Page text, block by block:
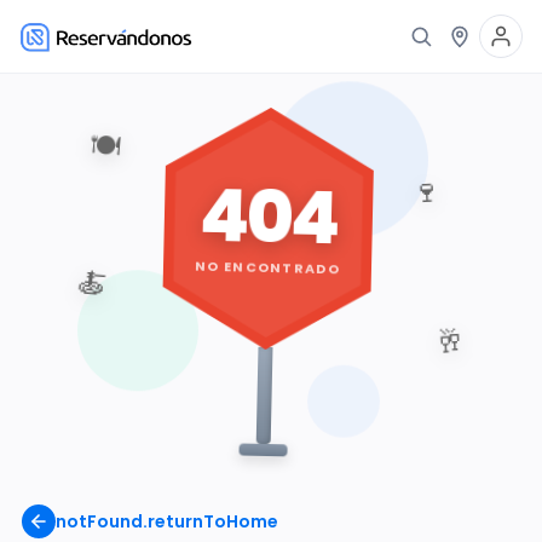
notFound.returnToHome
🍽️
🍷
🥂
🍝
404
NO ENCONTRADO